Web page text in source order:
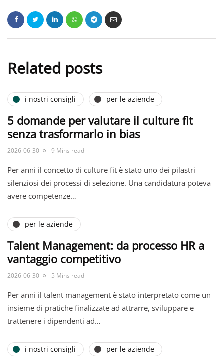
Related posts
i nostri consigli per le aziende
5 domande per valutare il culture fit
senza trasformarlo in bias
2026-06-30 9 Mins read
Per anni il concetto di culture fit è stato uno dei pilastri
silenziosi dei processi di selezione. Una candidatura poteva
avere competenze…
per le aziende
Talent Management: da processo HR a
vantaggio competitivo
2026-06-30 5 Mins read
Per anni il talent management è stato interpretato come un
insieme di pratiche finalizzate ad attrarre, sviluppare e
trattenere i dipendenti ad…
i nostri consigli per le aziende